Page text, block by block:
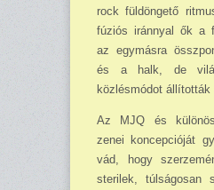
rock füldöngető
fúziós iránnyal ők a
az egymásra
és a halk, de
közlésmódot állították
Az MJQ és
zenei koncepcióját
vád, hogy
sterilek, túlságosan